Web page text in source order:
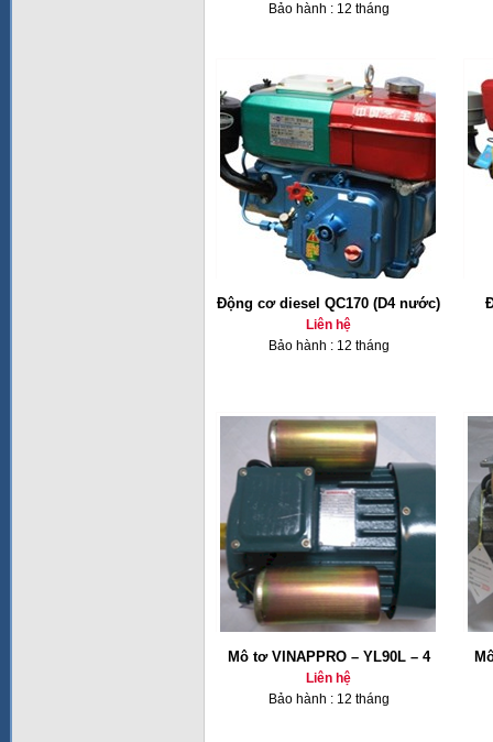
Bảo hành : 12 tháng
Động cơ diesel QC170 (D4 nước)
Liên hệ
Bảo hành : 12 tháng
Mô tơ VINAPPRO – YL90L – 4
Liên hệ
Bảo hành : 12 tháng